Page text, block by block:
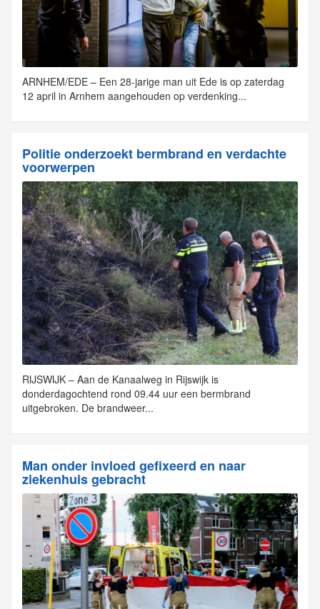
ARNHEM/EDE – Een 28-jarige man uit Ede is op zaterdag
12 april in Arnhem aangehouden op verdenking...
Politie onderzoekt bermbrand en verdachte
voorwerpen
RIJSWIJK – Aan de Kanaalweg in Rijswijk is
donderdagochtend rond 09.44 uur een bermbrand
uitgebroken. De brandweer...
Man onder invloed gefixeerd en naar
ziekenhuis gebracht